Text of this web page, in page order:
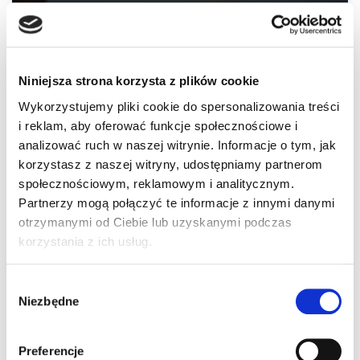
Niniejsza strona korzysta z plików cookie
Wykorzystujemy pliki cookie do spersonalizowania treści
i reklam, aby oferować funkcje społecznościowe i
analizować ruch w naszej witrynie. Informacje o tym, jak
korzystasz z naszej witryny, udostępniamy partnerom
społecznościowym, reklamowym i analitycznym.
Partnerzy mogą połączyć te informacje z innymi danymi
otrzymanymi od Ciebie lub uzyskanymi podczas
korzystania z ich usług.
zgody
Niezbędne
Preferencje
wraca co jakiś czas.…
Dowiedz się więcej »
Nowe śmigłowce dla
drogówki
Krzysztof Ledzion
2023-12-21
Aktualności,Fakty OSK, Porozmawiajmy o branży
Komenda Główna Policji poinformowała o
W…
Dowiedz się więcej »